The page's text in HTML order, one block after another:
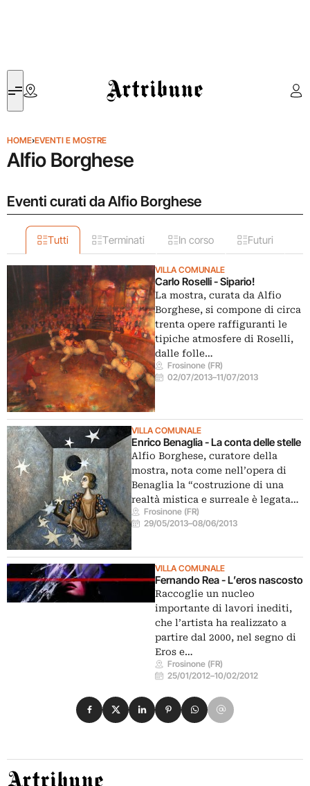
Artribune
HOME›EVENTI E MOSTRE
Alfio Borghese
Eventi curati da Alfio Borghese
Tutti Terminati In corso Futuri
VILLA COMUNALE
Carlo Roselli - Sipario!
La mostra, curata da Alfio
Borghese, si compone di circa
trenta opere raffiguranti le
tipiche atmosfere di Roselli,
dalle folle…
Frosinone (FR)
02/07/2013–11/07/2013
VILLA COMUNALE
Enrico Benaglia - La conta delle stelle
Alfio Borghese, curatore della
mostra, nota come nell’opera di
Benaglia la “costruzione di una
realtà mistica e surreale è legata…
Frosinone (FR)
29/05/2013–08/06/2013
VILLA COMUNALE
Fernando Rea - L’eros nascosto
Raccoglie un nucleo
importante di lavori inediti,
che l’artista ha realizzato a
partire dal 2000, nel segno di
Eros e…
Frosinone (FR)
25/01/2012–10/02/2012
Condividi su Facebook
Condividi su X
Condividi su LinkedIn
Condividi su Pinterest
Condividi su WhatsApp
Condividi su Email
Artribune